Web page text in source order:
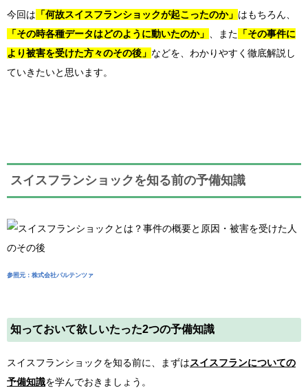
今回は 「何故スイスフランショックが起こったのか」 はもちろん、
「その時各種データはどのように動いたのか」
、また 「その事件に
より被害を受けた方々のその後」 などを、わかりやすく徹底解説し
ていきたいと思います。
スイスフランショックを知る前の予備知識
参照元：株式会社パルテンツァ
知っておいて欲しいたった2つの予備知識
スイスフランショックを知る前に、まずはスイスフランについての
予備知識を学んでおきましょう。